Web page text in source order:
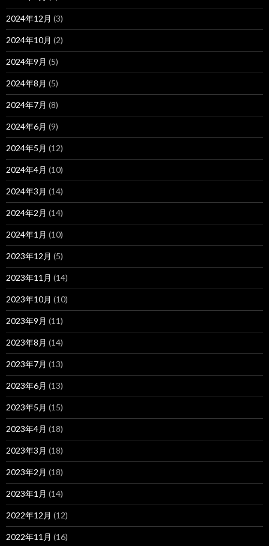
2024年12月 (3)
2024年10月 (2)
2024年9月 (5)
2024年8月 (5)
2024年7月 (8)
2024年6月 (9)
2024年5月 (12)
2024年4月 (10)
2024年3月 (14)
2024年2月 (14)
2024年1月 (10)
2023年12月 (5)
2023年11月 (14)
2023年10月 (10)
2023年9月 (11)
2023年8月 (14)
2023年7月 (13)
2023年6月 (13)
2023年5月 (15)
2023年4月 (18)
2023年3月 (18)
2023年2月 (18)
2023年1月 (14)
2022年12月 (12)
2022年11月 (16)